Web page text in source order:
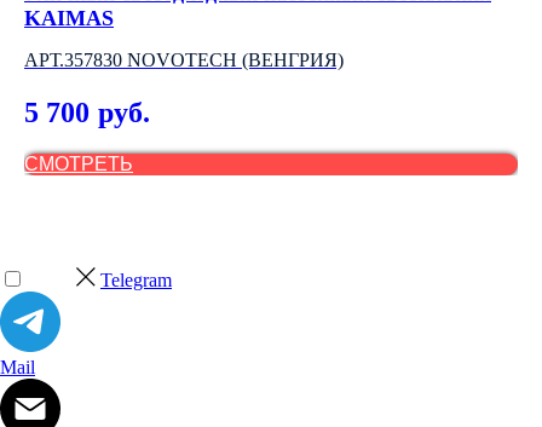
KAIMAS
АРТ.357830 NOVOTECH (ВЕНГРИЯ)
5 700 руб.
СМОТРЕТЬ
Telegram
Mail